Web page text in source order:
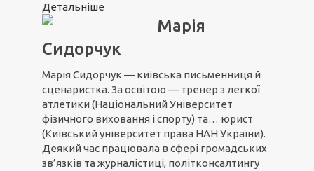
Детальніше
Марія
Сидорчук
Марія Сидорчук — київська письменниця й
сценаристка. За освітою — тренер з легкої
атлетики (Національний Університет
фізичного виховання і спорту) та… юрист
(Київський університет права НАН України).
Деякий час працювала в сфері громадських
зв’язків та журналістиці, політконсалтингу